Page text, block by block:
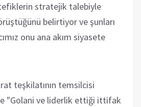
stratejik talebiyle
belirtiyor ve şunları
onu ana akım siyasete
teşkilatının temsilcisi
"Golani ve liderlik ettiği ittifak